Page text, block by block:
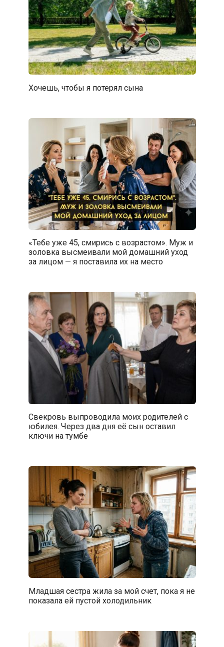
Хочешь, чтобы я потерял сына
«Тебе уже 45, смирись с возрастом». Муж и
золовка высмеивали мой домашний уход
за лицом — я поставила их на место
Свекровь выпроводила моих родителей с
юбилея. Через два дня её сын оставил
ключи на тумбе
Младшая сестра жила за мой счет, пока я не
показала ей пустой холодильник